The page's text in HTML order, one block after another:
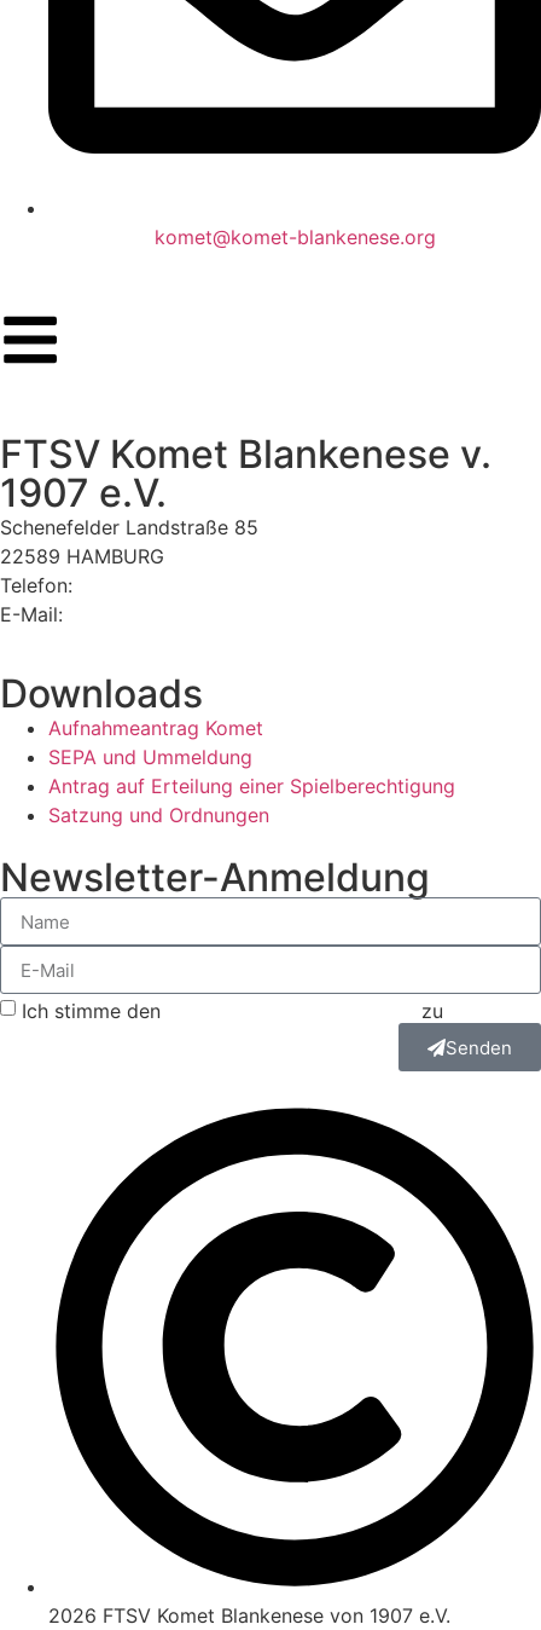
komet@komet-blankenese.org
FTSV Komet Blankenese v.
1907 e.V.
Schenefelder Landstraße 85
22589 HAMBURG
Telefon:
E-Mail:
Downloads
Aufnahmeantrag Komet
SEPA und Ummeldung
Antrag auf Erteilung einer Spielberechtigung
Satzung und Ordnungen
Newsletter-Anmeldung
Ich stimme den zu
Senden
2026 FTSV Komet Blankenese von 1907 e.V.